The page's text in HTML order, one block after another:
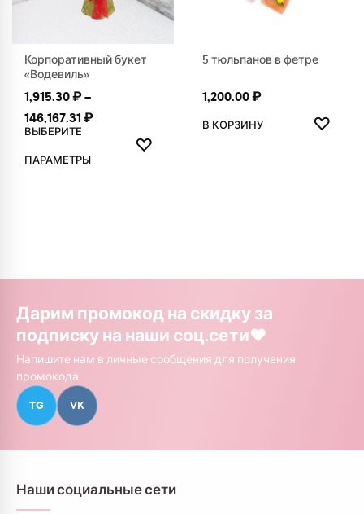
Корпоративный букет
«Водевиль»
1,915.30₽–
146,167.31₽Диапазон цен: 1,915.30 ₽ – 146,167.31 ₽
ВЫБЕРИТЕ
ПАРАМЕТРЫ
Этот товар имеет несколько вариаций. Опции можно
♡
ДОБАВИТЬ В ИЗБРАННОЕ
5 тюльпанов в фетре
1,200.00₽
В КОРЗИНУ ♡
Дарим промокод на скидку за
подписку на наши соц.сети❤️
Напишите нам в личные сообщения для получения
промокода
TG VK
Наши социальные сети